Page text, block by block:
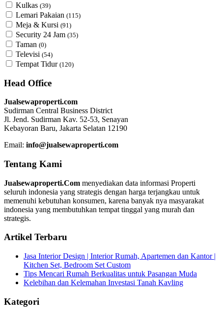
Kulkas (39)
Lemari Pakaian (115)
Meja & Kursi (91)
Security 24 Jam (35)
Taman (0)
Televisi (54)
Tempat Tidur (120)
Head Office
Jualsewaproperti.com
Sudirman Central Business District
Jl. Jend. Sudirman Kav. 52-53, Senayan
Kebayoran Baru, Jakarta Selatan 12190
Email: info@jualsewaproperti.com
Tentang Kami
Jualsewaproperti.Com menyediakan data informasi Properti
seluruh indonesia yang strategis dengan harga terjangkau untuk
memenuhi kebutuhan konsumen, karena banyak nya masyarakat
indonesia yang membutuhkan tempat tinggal yang murah dan
strategis.
Artikel Terbaru
Jasa Interior Design | Interior Rumah, Apartemen dan Kantor |
Kitchen Set, Bedroom Set Custom
Tips Mencari Rumah Berkualitas untuk Pasangan Muda
Kelebihan dan Kelemahan Investasi Tanah Kavling
Kategori